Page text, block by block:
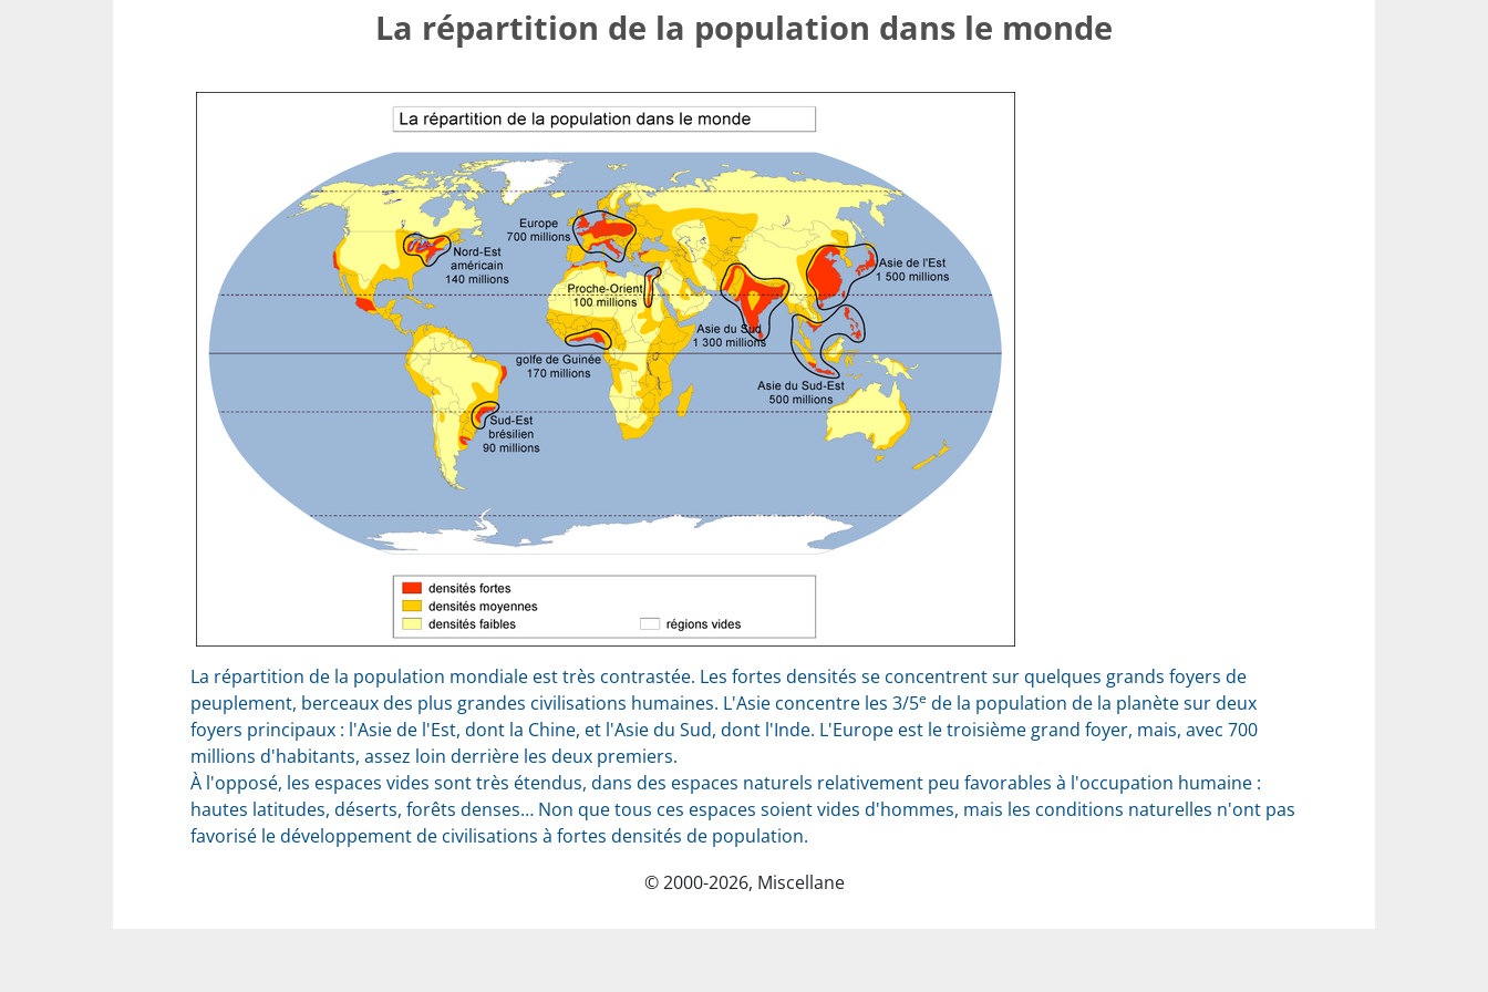
La répartition de la population dans le monde
La répartition de la population mondiale est très contrastée. Les fortes densités se concentrent sur quelques grands foyers de
peuplement, berceaux des plus grandes civilisations humaines. L'Asie concentre les 3/5e de la population de la planète sur deux
foyers principaux : l'Asie de l'Est, dont la Chine, et l'Asie du Sud, dont l'Inde. L'Europe est le troisième grand foyer, mais, avec 700
millions d'habitants, assez loin derrière les deux premiers.
À l'opposé, les espaces vides sont très étendus, dans des espaces naturels relativement peu favorables à l'occupation humaine :
hautes latitudes, déserts, forêts denses… Non que tous ces espaces soient vides d'hommes, mais les conditions naturelles n'ont pas
favorisé le développement de civilisations à fortes densités de population.
© 2000-2026, Miscellane